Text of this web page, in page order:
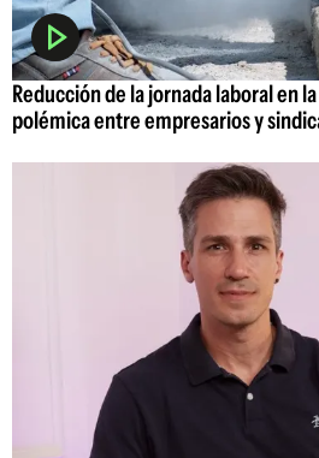
Reducción de la jornada laboral en
polémica entre empresarios y